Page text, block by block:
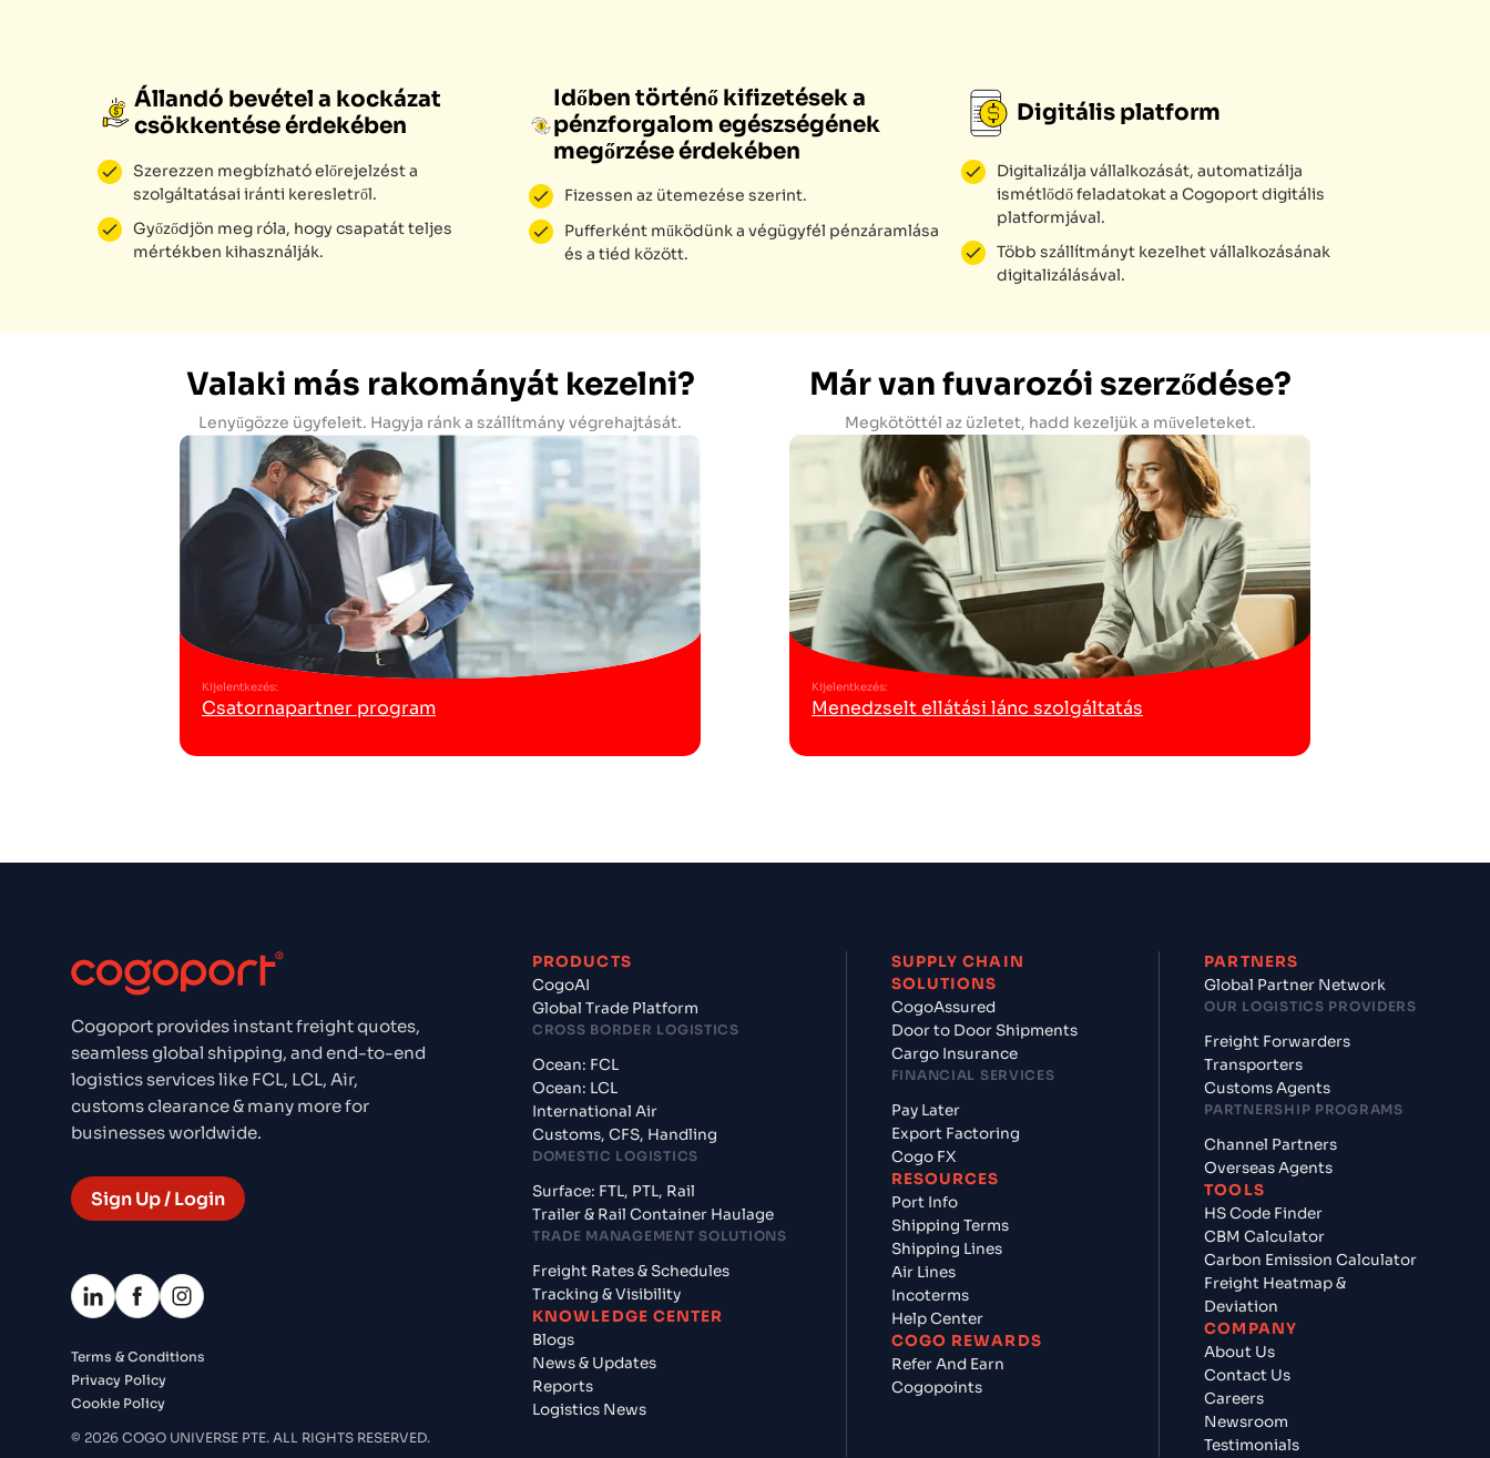
Állandó bevétel a kockázat
csökkentése érdekében
Szerezzen megbízható előrejelzést a
szolgáltatásai iránti keresletről.
Győződjön meg róla, hogy csapatát teljes
mértékben kihasználják.
Időben történő kifizetések a
pénzforgalom egészségének
megőrzése érdekében
Fizessen az ütemezése szerint.
Pufferként működünk a végügyfél pénzáramlása
és a tiéd között.
Digitális platform
Digitalizálja vállalkozását, automatizálja
ismétlődő feladatokat a Cogoport digitális
platformjával.
Több szállítmányt kezelhet vállalkozásának
digitalizálásával.
Valaki más rakományát kezelni?
Lenyűgözze ügyfeleit. Hagyja ránk a szállítmány végrehajtását.
Kijelentkezés:
Csatornapartner program
Már van fuvarozói szerződése?
Megkötöttél az üzletet, hadd kezeljük a műveleteket.
Kijelentkezés:
Menedzselt ellátási lánc szolgáltatás
Cogoport provides instant freight quotes,
seamless global shipping, and end-to-end
logistics services like FCL, LCL, Air,
customs clearance & many more for
businesses worldwide.
Sign Up / Login
PRODUCTS
CogoAI
Global Trade Platform
CROSS BORDER LOGISTICS
Ocean: FCL
Ocean: LCL
International Air
Customs, CFS, Handling
DOMESTIC LOGISTICS
Surface: FTL, PTL, Rail
Trailer & Rail Container Haulage
TRADE MANAGEMENT SOLUTIONS
Freight Rates & Schedules
Tracking & Visibility
KNOWLEDGE CENTER
Blogs
News & Updates
Reports
Logistics News
SUPPLY CHAIN
SOLUTIONS
CogoAssured
Door to Door Shipments
Cargo Insurance
FINANCIAL SERVICES
Pay Later
Export Factoring
Cogo FX
RESOURCES
Port Info
Shipping Terms
Shipping Lines
Air Lines
Incoterms
Help Center
COGO REWARDS
Refer And Earn
Cogopoints
PARTNERS
Global Partner Network
OUR LOGISTICS PROVIDERS
Freight Forwarders
Transporters
Customs Agents
PARTNERSHIP PROGRAMS
Channel Partners
Overseas Agents
TOOLS
HS Code Finder
CBM Calculator
Carbon Emission Calculator
Freight Heatmap &
Deviation
COMPANY
About Us
Contact Us
Careers
Newsroom
Testimonials
Terms & Conditions
Privacy Policy
Cookie Policy
© 2026 COGO UNIVERSE PTE. ALL RIGHTS RESERVED.